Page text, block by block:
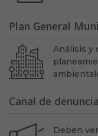
Plan General
Análisis y
Canal de
Deben